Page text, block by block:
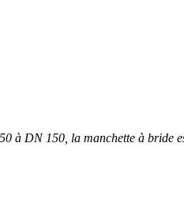
à DN 150, la manchette à